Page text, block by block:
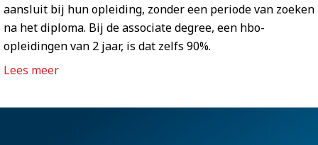
aansluit bij hun opleiding, zonder een periode van zoeken
na het diploma. Bij de associate degree, een hbo-
opleidingen van 2 jaar, is dat zelfs 90%.
Lees meer